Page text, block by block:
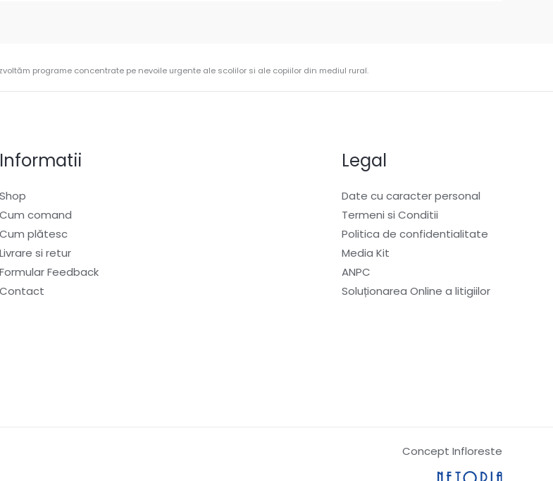
programe concentrate pe nevoile urgente ale scolilor si ale copiilor din mediul rural.
Informatii
Shop
Cum comand
Cum plătesc
Livrare si retur
Formular Feedback
Contact
Legal
Date cu caracter personal
Termeni si Conditii
Politica de confidentialitate
Media Kit
ANPC
Soluționarea Online a litigiilor
Concept Infloreste